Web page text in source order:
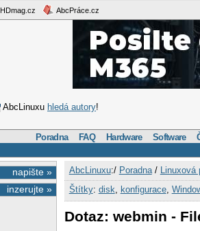
HDmag.cz AbcPráce.cz
AbcLinuxu hledá autory!
Poradna FAQ Hardware Software
napište »
inzerujte »
AbcLinuxu:/ Poradna/ Linuxová
Štítky: disk konfigurace,
Dotaz: webmin -